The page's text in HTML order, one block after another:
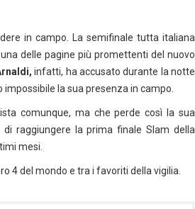
in campo. La semifinale tutta italiana
delle pagine più promettenti del nuovo
infatti, ha accusato durante la notte
la sua presenza in campo.
comunque, ma che perde così la sua
raggiungere la prima finale Slam della
mesi.
4 del mondo e tra i favoriti della vigilia.